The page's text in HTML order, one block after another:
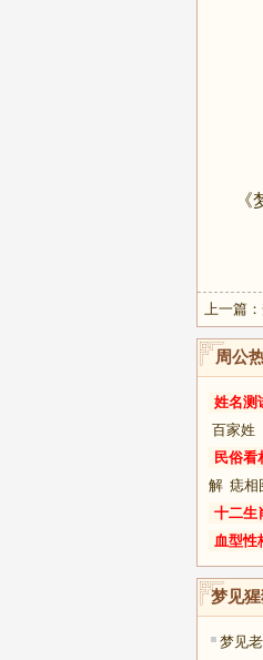
《
上一篇：
周公
姓名测
百家姓
民俗看
解 痣相
十二生
血型性
梦见
梦见